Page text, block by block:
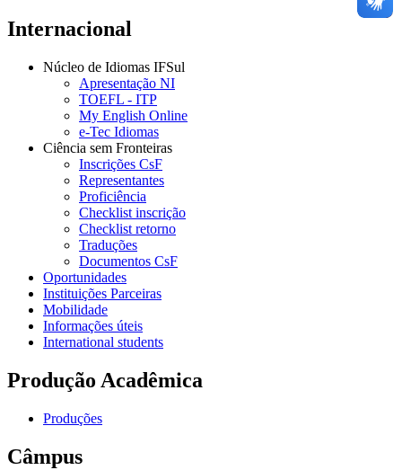
Internacional
Núcleo de Idiomas IFSul
Apresentação NI
TOEFL - ITP
My English Online
e-Tec Idiomas
Ciência sem Fronteiras
Inscrições CsF
Representantes
Proficiência
Checklist inscrição
Checklist retorno
Traduções
Documentos CsF
Oportunidades
Instituições Parceiras
Mobilidade
Informações úteis
International students
Produção Acadêmica
Produções
Câmpus